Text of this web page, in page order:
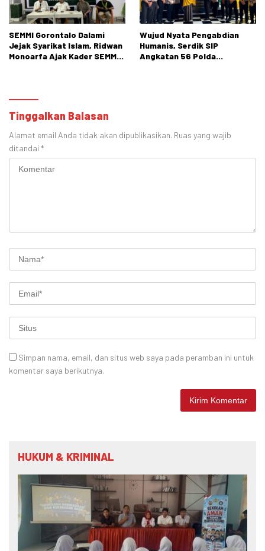
SEMMI Gorontalo Dalami
Jejak Syarikat Islam, Ridwan
Monoarfa Ajak Kader SEMMI
Wujud Nyata Pengabdian
Humanis, Serdik SIP
Angkatan 56 Polda
Tinggalkan Balasan
Alamat email Anda tidak akan dipublikasikan. Ruas yang wajib
ditandai *
Simpan nama, email, dan situs web saya pada peramban ini untuk
komentar saya berikutnya.
HUKUM & KRIMINAL